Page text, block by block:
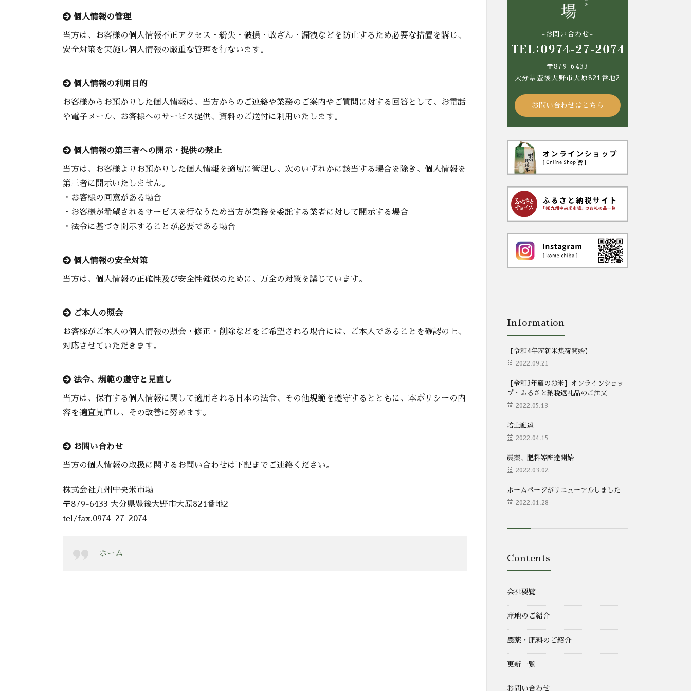
個人情報の管理
当方は、お客様の個人情報不正アクセス・紛失・破損・改ざん・漏洩などを防止するため必要な措置を講じ、
安全対策を実施し個人情報の厳重な管理を行ないます。
個人情報の利用目的
お客様からお預かりした個人情報は、当方からのご連絡や業務のご案内やご質問に対する回答として、お電話
や電子メール、お客様へのサービス提供、資料のご送付に利用いたします。
個人情報の第三者への開示・提供の禁止
当方は、お客様よりお預かりした個人情報を適切に管理し、次のいずれかに該当する場合を除き、個人情報を
第三者に開示いたしません。
・お客様の同意がある場合
・お客様が希望されるサービスを行なうため当方が業務を委託する業者に対して開示する場合
・法令に基づき開示することが必要である場合
個人情報の安全対策
当方は、個人情報の正確性及び安全性確保のために、万全の対策を講じています。
ご本人の照会
お客様がご本人の個人情報の照会・修正・削除などをご希望される場合には、ご本人であることを確認の上、
対応させていただきます。
法令、規範の遵守と見直し
当方は、保有する個人情報に関して適用される日本の法令、その他規範を遵守するとともに、本ポリシーの内
容を適宜見直し、その改善に努めます。
お問い合わせ
当方の個人情報の取扱に関するお問い合わせは下記までご連絡ください。
株式会社九州中央米市場
〒879-6433 大分県豊後大野市大原821番地2
tel/fax.0974-27-2074
ホーム
-お問い合わせ-
〒879-6433
大分県豊後大野市大原821番地2
お問い合わせはこちら
Information
【令和4年産新米集荷開始】
2022.09.21
【令和3年産のお米】オンラインショッ
プ・ふるさと納税返礼品のご注文
2022.05.13
培土配達
2022.04.15
農薬、肥料等配達開始
2022.03.02
ホームページがリニューアルしました
2022.01.28
Contents
会社要覧
産地のご紹介
農薬・肥料のご紹介
更新一覧
お問い合わせ